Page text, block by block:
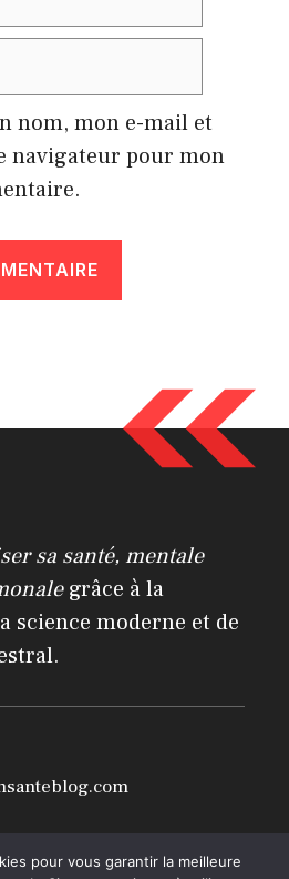
nom, mon e-mail et
navigateur pour mon
sa santé, mentale
grâce à la
science moderne et de
pour vous garantir la meilleure